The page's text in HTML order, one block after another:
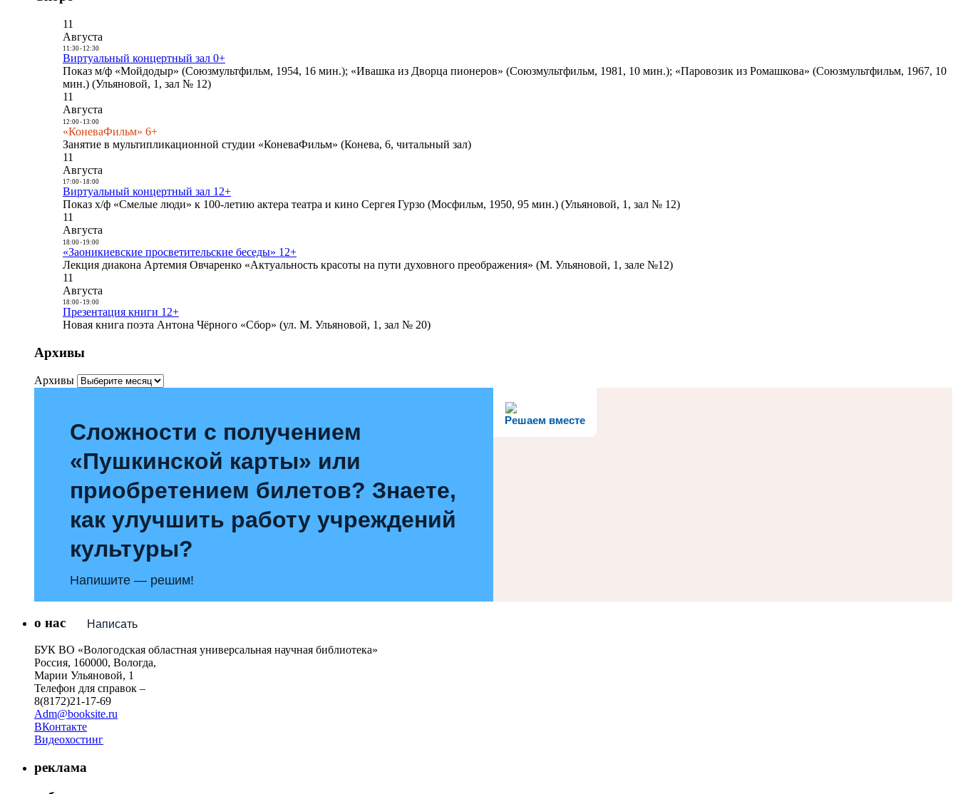
11
Августа
11:30- 12:30
Виртуальный концертный зал 0+
Показ м/ф «Мойдодыр» (Союзмультфильм, 1954, 16 мин.); «Ивашка из Дворца пионеров» (Союзмультфильм, 1981, 10 мин.); «Паровозик из Ромашкова» (Союзмультфильм, 1967, 10
мин.) (Ульяновой, 1, зал № 12)
11
Августа
12:00- 13:00
«КоневаФильм» 6+
Занятие в мультипликационной студии «КоневаФильм» (Конева, 6, читальный зал)
11
Августа
17:00- 18:00
Виртуальный концертный зал 12+
Показ х/ф «Смелые люди» к 100-летию актера театра и кино Сергея Гурзо (Мосфильм, 1950, 95 мин.) (Ульяновой, 1, зал № 12)
11
Августа
18:00- 19:00
«Заоникиевские просветительские беседы» 12+
Лекция диакона Артемия Овчаренко «Актуальность красоты на пути духовного преображения» (М. Ульяновой, 1, зале №12)
11
Августа
18:00- 19:00
Презентация книги 12+
Новая книга поэта Антона Чёрного «Сбор» (ул. М. Ульяновой, 1, зал № 20)
Архивы
Архивы
Решаем вместе
Сложности с получением
«Пушкинской карты» или
приобретением билетов? Знаете,
как улучшить работу учреждений
культуры?
Напишите — решим!
Написать
о нас
БУК ВО «Вологодская областная универсальная научная библиотека»
Россия, 160000, Вологда,
Марии Ульяновой, 1
Телефон для справок –
8(8172)21-17-69
Adm@booksite.ru
ВКонтакте
Видеохостинг
реклама